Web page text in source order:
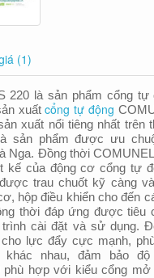
(1)
là sản phẩm cổng tự
xuấtcổng tự động
xuất nổi tiêng nhất trên
sản phẩm được ưu
Nga. Đồng thời
kế của động cơ cổng tự
được trau chuốt kỹ càng
hộp điều khiển cho đến
thời đáp ứng được tiêu
trình cài đặt và sử dụng.
cho lực đẩy cực mạnh,
nhau, đảm bảo
phù hợp với kiểu cổng mở